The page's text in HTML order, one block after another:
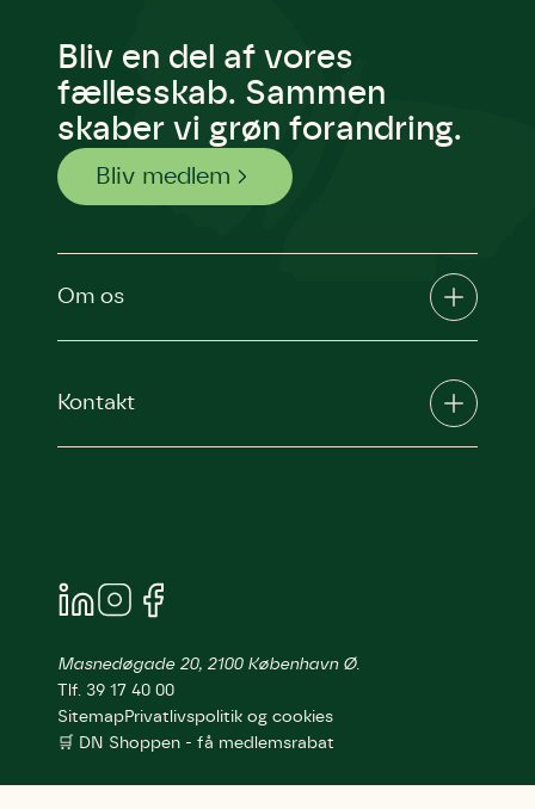
Bliv en del af vores
fællesskab. Sammen
skaber vi grøn forandring.
Bliv medlem
Om os
Kontakt
Masnedøgade 20, 2100 København Ø.
Tlf. 39 17 40 00
SitemapPrivatlivspolitik og cookies
🛒 DN Shoppen - få medlemsrabat